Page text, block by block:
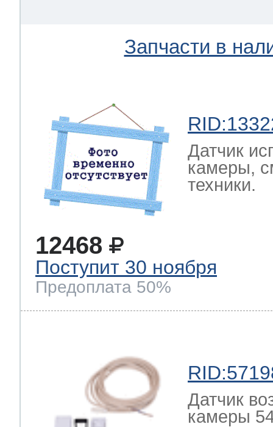
Запчасти в
Датчик
камеры,
техники.
12468
Поступит 30 ноября
Предоплата 50%
Датчик
камеры